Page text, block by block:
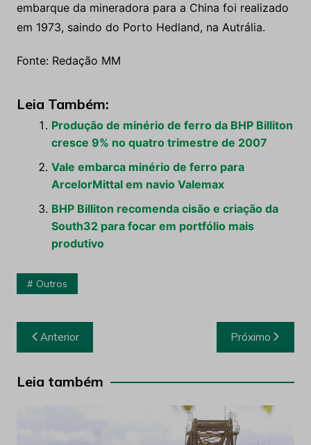
embarque da mineradora para a China foi realizado
em 1973, saindo do Porto Hedland, na Autrália.
Fonte: Redação MM
Leia Também:
Produção de minério de ferro da BHP Billiton
cresce 9% no quatro trimestre de 2007
Vale embarca minério de ferro para
ArcelorMittal em navio Valemax
BHP Billiton recomenda cisão e criação da
South32 para focar em portfólio mais
produtivo
Outros
Navegação
de
Post
Anterior Próximo
Leia também